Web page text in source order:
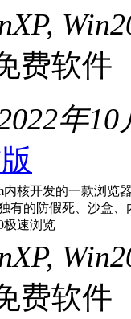
费软
年10
内核开发的一款浏
有的防假死、沙盒
极速浏览
费软